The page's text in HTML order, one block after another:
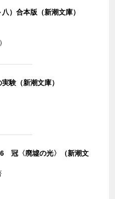
）合本版（新潮文庫）
験（新潮文庫）
冠〈廃墟の光〉（新潮文